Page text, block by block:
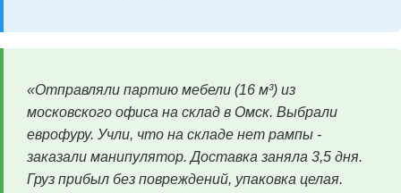
«Отправляли партию мебели (16 м³) из
московского офиса на склад в Омск. Выбрали
еврофуру. Учли, что на складе нет рампы -
заказали манипулятор. Доставка заняла 3,5 дня.
Груз прибыл без повреждений, упаковка целая.